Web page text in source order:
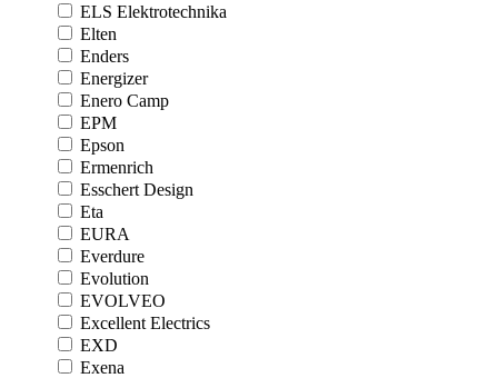
ELS Elektrotechnika
Elten
Enders
Energizer
Enero Camp
EPM
Epson
Ermenrich
Esschert Design
Eta
EURA
Everdure
Evolution
EVOLVEO
Excellent Electrics
EXD
Exena